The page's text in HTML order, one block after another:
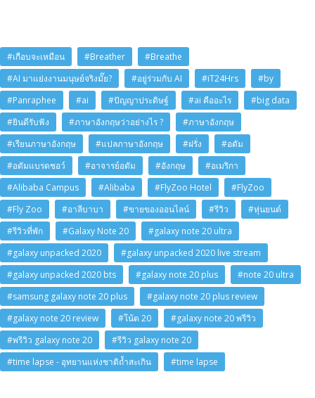
#เกือบจะเหมือน #Breather
#Breathe
#AI มาแย่งงานมนุษย์จริงมั๊ย?
#อยู่ร่วมกับ AI #iT24Hrs
#by
#Panraphee
#ai #ปัญญาประดิษฐ์ #ai คืออะไร
#big data
#ยินดีรับฟัง
#ภาษาอังกฤษว่าอย่างไร ?
#ภาษาอังกฤษ
#เรียนภาษาอังกฤษ
#แปลภาษาอังกฤษ #ฝรั่ง
#อดัม
#อดัมแบรดชอว์
#อาจารย์อดัม #อังกฤษ
#อเมริกา
#Alibaba Campus
#Alibaba #FlyZoo Hotel
#FlyZoo
#Fly Zoo
#อาลีบาบา #ขายของออนไลน์ #รีวิว
#หุ่นยนต์
#รีวิวที่พัก
#Galaxy Note 20
#galaxy note 20 ultra
#galaxy unpacked 2020
#galaxy unpacked 2020 live stream
#galaxy unpacked 2020 bts
#galaxy note 20 plus
#note 20 ultra
#samsung galaxy note 20 plus
#galaxy note 20 plus review
#galaxy note 20 review
#โน้ต 20
#galaxy note 20 พรีวิว
#พรีวิว galaxy note 20
#รีวิว galaxy note 20
#time lapse - อุทยานแห่งชาติถ้ำสะเกิน
#time lapse